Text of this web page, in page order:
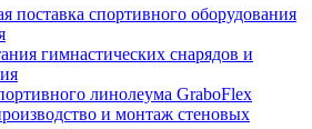
поставка спортивного оборудования
гимнастических снарядов и
линолеума GraboFlex
и монтаж стеновых